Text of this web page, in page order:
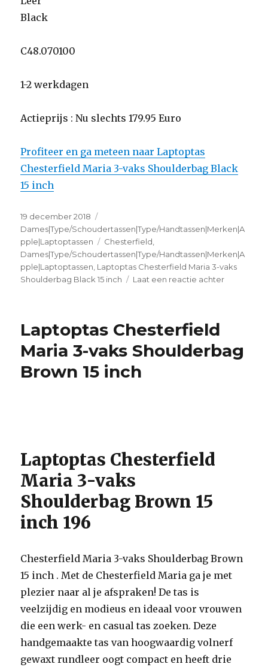
Black
C48.070100
1-2 werkdagen
Actieprijs : Nu slechts 179.95 Euro
Profiteer en ga meteen naar Laptoptas
Chesterfield Maria 3-vaks Shoulderbag Black
15 inch
Geplaatst
op
19 december 2018
Dames|Type/Schoudertassen|Type/Handtassen|Merken|A
pple|Laptoptassen
Tags
Chesterfield,
Dames|Type/Schoudertassen|Type/Handtassen|Merken|A
pple|Laptoptassen, Laptoptas Chesterfield Maria 3-vaks
Shoulderbag Black 15 inch
Laat een reactie achter
Laptoptas Chesterfield
Maria 3-vaks Shoulderbag
Brown 15 inch
Laptoptas Chesterfield
Maria 3-vaks
Shoulderbag Brown 15
inch 196
Chesterfield Maria 3-vaks Shoulderbag Brown
15 inch . Met de Chesterfield Maria ga je met
plezier naar al je afspraken! De tas is
veelzijdig en modieus en ideaal voor vrouwen
die een werk- en casual tas zoeken. Deze
handgemaakte tas van hoogwaardig volnerf
gewaxt rundleer oogt compact en heeft drie